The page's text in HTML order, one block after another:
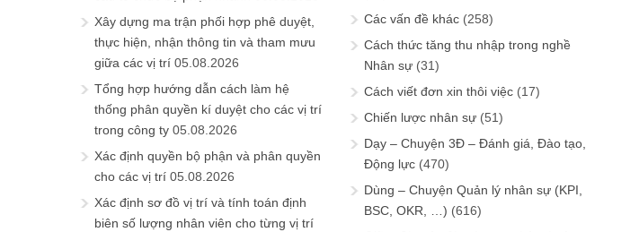
Xây dựng ma trận phối hợp phê duyệt,
thực hiện, nhận thông tin và tham mưu
giữa các vị trí 05.08.2026
Tổng hợp hướng dẫn cách làm hệ
thống phân quyền kí duyệt cho các vị trí
trong công ty 05.08.2026
Xác định quyền bộ phận và phân quyền
cho các vị trí 05.08.2026
Xác định sơ đồ vị trí và tính toán định
biên số lượng nhân viên cho từng vị trí
Các vấn đề khác (258)
Cách thức tăng thu nhập trong nghề
Nhân sự (31)
Cách viết đơn xin thôi việc (17)
Chiến lược nhân sự (51)
Dạy – Chuyện 3Đ – Đánh giá, Đào tạo,
Động lực (470)
Dùng – Chuyện Quản lý nhân sự (KPI,
BSC, OKR, …) (616)